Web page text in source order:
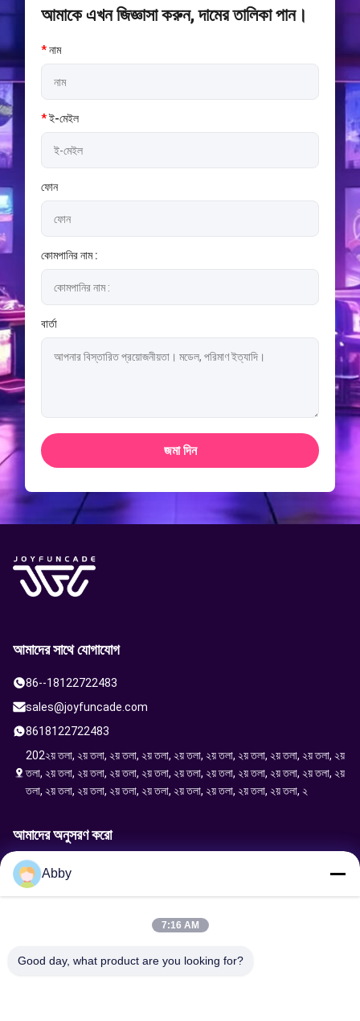
আমাকে এখন জিজ্ঞাসা করুন, দামের তালিকা পান।
*নাম
*ই-মেইল
ফোন
কোমপানির নাম :
বার্তা
জমা দিন
আমাদের সাথে যোগাযোগ
86--18122722483
sales@joyfuncade.com
8618122722483
202২য় তলা, ২য় তলা, ২য় তলা, ২য় তলা, ২য় তলা, ২য় তলা, ২য় তলা, ২য় তলা, ২য় তলা, ২য়
তলা, ২য় তলা, ২য় তলা, ২য় তলা, ২য় তলা, ২য় তলা, ২য় তলা, ২য় তলা, ২য় তলা, ২য় তলা, ২য়
তলা, ২য় তলা, ২য় তলা, ২য় তলা, ২য় তলা, ২য় তলা, ২য় তলা, ২য় তলা, ২য় তলা, ২
আমাদের অনুসরণ করো
Abby
7:16 AM
Good day, what product are you looking for?